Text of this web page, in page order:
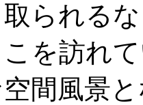
られる
を訪れ
間風景